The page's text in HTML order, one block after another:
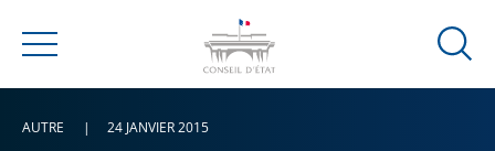
Menu
Ouvrir
AUTRE 24 JANVIER 2015